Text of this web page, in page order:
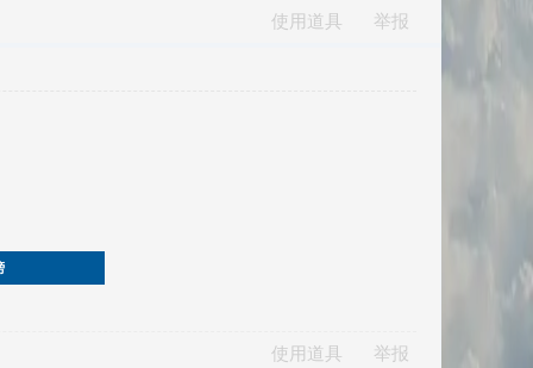
使用道具 举报
使用道具 举报